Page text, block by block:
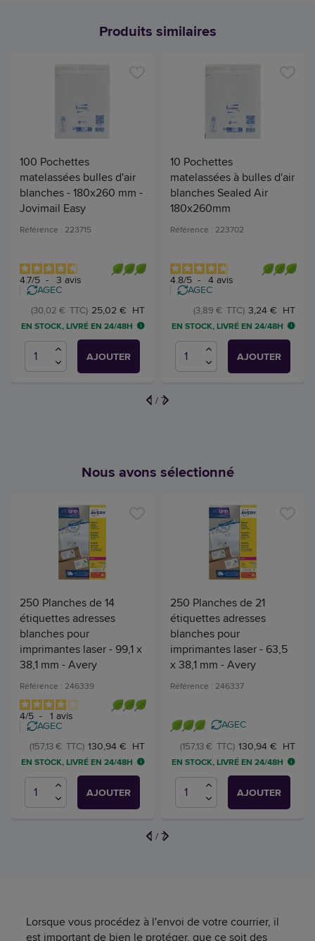
Produits similaires
100 Pochettes
matelassées bulles d'air
blanches - 180x260 mm -
Jovimail Easy
Référence : 223715
4.7/5 - 3 avis
AGEC
25,02 € HT
(30,02 € TTC)
EN STOCK, LIVRÉ EN 24/48H
AJOUTER
10 Pochettes
matelassées à bulles d'air
blanches Sealed Air
180x260mm
Référence : 223702
4.8/5 - 4 avis
AGEC
3,24 € HT
(3,89 € TTC)
EN STOCK, LIVRÉ EN 24/48H
AJOUTER
1 / 7
Nous avons sélectionné
250 Planches de 14
étiquettes adresses
blanches pour
imprimantes laser - 99,1 x
38,1 mm - Avery
Référence : 246339
4/5 - 1 avis
AGEC
130,94 € HT
(157,13 € TTC)
EN STOCK, LIVRÉ EN 24/48H
AJOUTER
250 Planches de 21
étiquettes adresses
blanches pour
imprimantes laser - 63,5
x 38,1 mm - Avery
Référence : 246337
AGEC
130,94 € HT
(157,13 € TTC)
EN STOCK, LIVRÉ EN 24/48H
AJOUTER
1 / 7
Lorsque vous procédez à l'envoi de votre courrier, il
est important de bien le protéger, que ce soit des